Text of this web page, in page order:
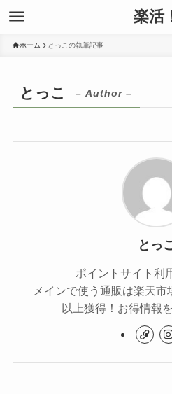
楽活
ホーム とっこの執筆記事
とっこ – Author –
とっ
ポイントサイト利
メインで使う通販は楽天市
以上獲得！お得情報